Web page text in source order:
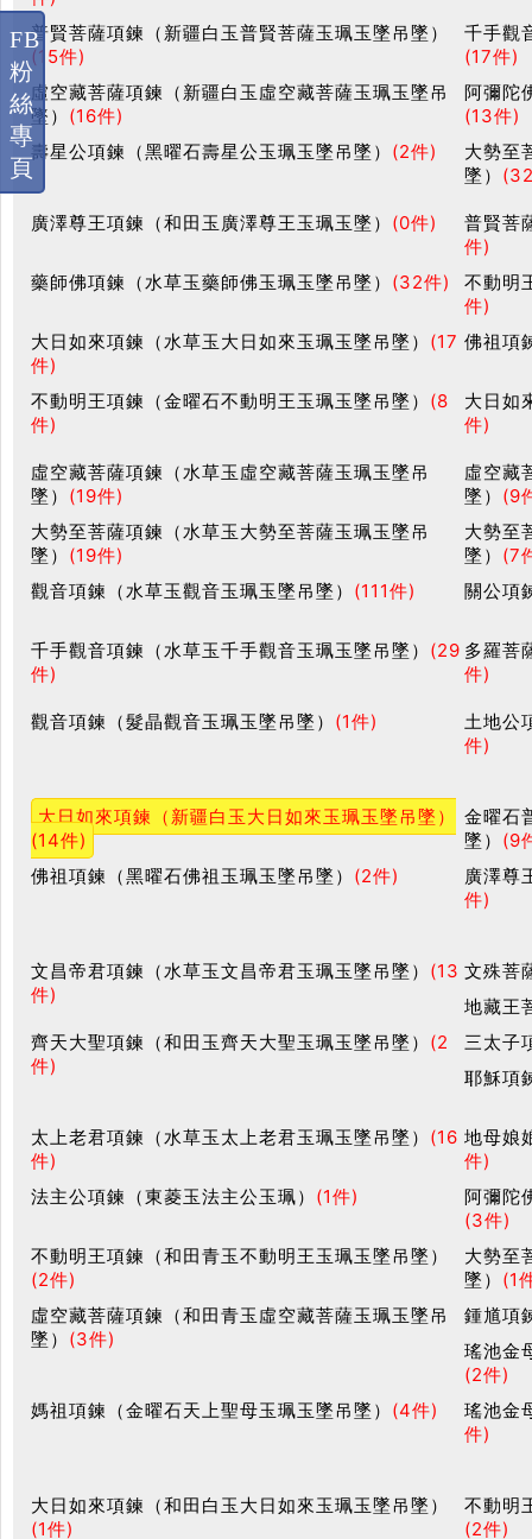
普賢菩薩項鍊（新疆白玉普賢菩薩玉珮玉墜吊墜）
(15件)
千手觀
(17件)
虛空藏菩薩項鍊（新疆白玉虛空藏菩薩玉珮玉墜吊
墜） (16件)
阿彌陀
(13件)
壽星公項鍊（黑曜石壽星公玉珮玉墜吊墜） (2件)
大勢至
墜）
廣澤尊王項鍊（和田玉廣澤尊王玉珮玉墜） (0件)
普賢菩
件)
藥師佛項鍊（水草玉藥師佛玉珮玉墜吊墜） (32件)
不動明
件)
大日如來項鍊（水草玉大日如來玉珮玉墜吊墜） (17
件)
佛祖項
不動明王項鍊（金曜石不動明王玉珮玉墜吊墜） (8
件)
大日如
件)
虛空藏菩薩項鍊（水草玉虛空藏菩薩玉珮玉墜吊
墜） (19件)
虛空藏
墜） (9
大勢至菩薩項鍊（水草玉大勢至菩薩玉珮玉墜吊
墜） (19件)
大勢至
墜） (7
觀音項鍊（水草玉觀音玉珮玉墜吊墜） (111件) 關公項
千手觀音項鍊（水草玉千手觀音玉珮玉墜吊墜） (29
件)
多羅菩
件)
觀音項鍊（髮晶觀音玉珮玉墜吊墜） (1件)
土地公
件)
大日如來項鍊（新疆白玉大日如來玉珮玉墜吊墜）
(14件)
金曜石
墜） (9
佛祖項鍊（黑曜石佛祖玉珮玉墜吊墜） (2件)
廣澤尊
件)
文昌帝君項鍊（水草玉文昌帝君玉珮玉墜吊墜） (13
件)
文殊菩
地藏王
齊天大聖項鍊（和田玉齊天大聖玉珮玉墜吊墜） (2
件)
三太子
耶穌項
太上老君項鍊（水草玉太上老君玉珮玉墜吊墜） (16
件)
地母娘
件)
法主公項鍊（東菱玉法主公玉珮） (1件)
阿彌陀
(3件)
不動明王項鍊（和田青玉不動明王玉珮玉墜吊墜）
(2件)
大勢至
墜） (1
虛空藏菩薩項鍊（和田青玉虛空藏菩薩玉珮玉墜吊
墜） (3件)
鍾馗項
瑤池金
(2件)
媽祖項鍊（金曜石天上聖母玉珮玉墜吊墜） (4件)
瑤池金
件)
大日如來項鍊（和田白玉大日如來玉珮玉墜吊墜）
(1件)
不動明
(2件)
FB
粉
絲
專
頁